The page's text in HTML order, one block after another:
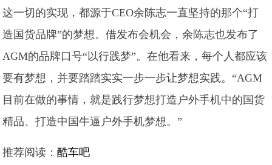
这一切的实现，都源于CEO余陈志一直坚持的那个“打
造国货品牌”的梦想。借发布会机会，余陈志也发布了
AGM的品牌口号“以行践梦”。在他看来，每个人都应该
要有梦想，并要踏踏实实一步一步让梦想实践。“AGM
目前在做的事情，就是践行梦想打造户外手机中的国货
精品、打造中国牛逼户外手机梦想。”
推荐阅读：酷车吧